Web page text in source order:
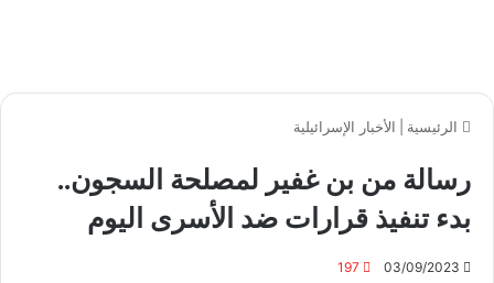
الرئيسية الأخبار الإسرائيلية
رسالة من بن غفير لمصلحة السجون..
بدء تنفيذ قرارات ضد الأسرى اليوم
03/09/2023
197